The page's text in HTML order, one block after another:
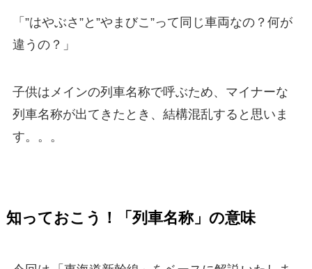
「”はやぶさ”と”やまびこ”って同じ車両なの？何が
違うの？」
子供はメインの列車名称で呼ぶため、マイナーな
列車名称が出てきたとき、結構混乱すると思いま
す。。。
知っておこう！「列車名称」の意味